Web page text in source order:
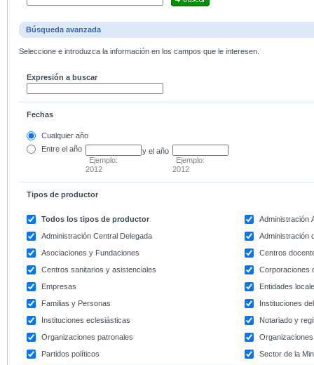
Búsqueda avanzada
Seleccione e introduzca la información en los campos que le interesen.
Expresión a buscar
Fechas
Cualquier año
Entre el año
Ejemplo:
2012
y el año
Ejemplo:
2012
Tipos de productor
Todos los tipos de productor
Administración
Administración Central Delegada
Administración
Asociaciones y Fundaciones
Centros
Centros sanitarios y asistenciales
Corporaciones
Empresas
Entidades
Familias y Personas
Instituciones
Instituciones eclesiásticas
Notariado y
Organizaciones patronales
Partidos políticos
Sector de la